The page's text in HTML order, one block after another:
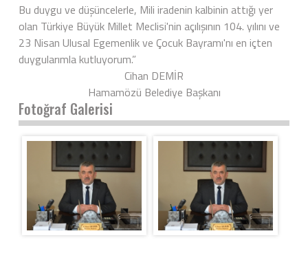
Bu duygu ve düşüncelerle, Mili iradenin kalbinin attığı yer
olan Türkiye Büyük Millet Meclisi'nin açılışının 104. yılını ve
23 Nisan Ulusal Egemenlik ve Çocuk Bayramı'nı en içten
duygularımla kutluyorum.”
Cihan DEMİR
Hamamözü Belediye Başkanı
Fotoğraf Galerisi